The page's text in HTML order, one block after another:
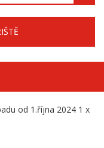
od 1.října 2024 1 x